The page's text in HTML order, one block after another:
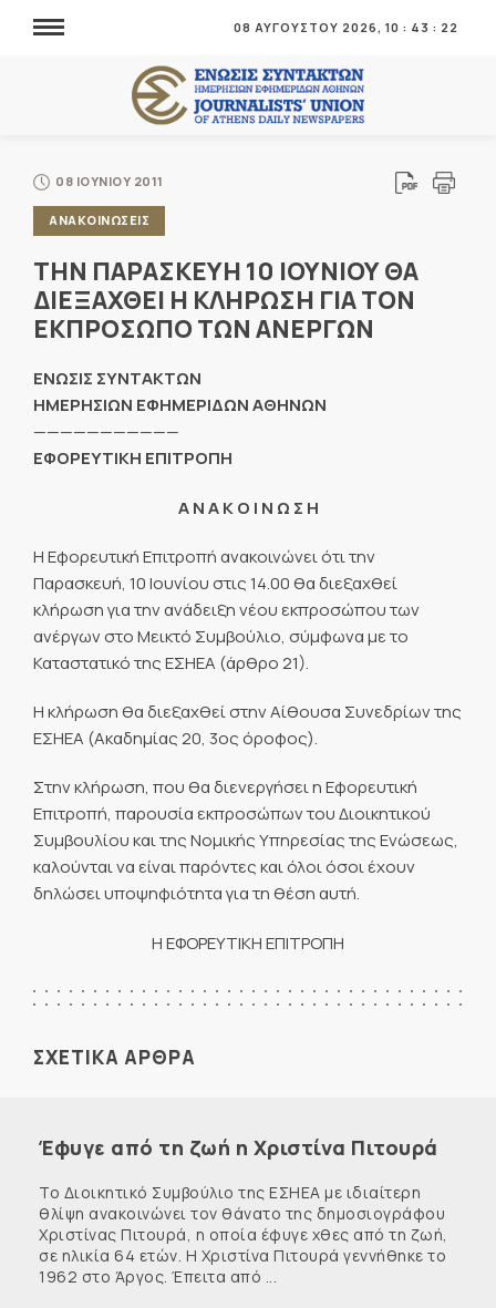
08 ΑΥΓΟΥΣΤΟΥ 2026, 10 : 43 : 23
08 ΙΟΥΝΙΟΥ 2011
ΑΝΑΚΟΙΝΩΣΕΙΣ
ΤΗΝ ΠΑΡΑΣΚΕΥΗ 10 ΙΟΥΝΙΟΥ ΘΑ
ΔΙΕΞΑΧΘΕΙ Η ΚΛΗΡΩΣΗ ΓΙΑ ΤΟΝ
ΕΚΠΡΟΣΩΠΟ ΤΩΝ ΑΝΕΡΓΩΝ
ENΩΣΙΣ ΣΥΝΤΑΚΤΩΝ
ΗΜΕΡΗΣΙΩΝ ΕΦΗΜΕΡΙΔΩΝ ΑΘΗΝΩΝ
———————————
ΕΦΟΡΕΥΤΙΚΗ ΕΠΙΤΡΟΠΗ
Α Ν Α Κ Ο Ι Ν Ω Σ Η
Η Εφορευτική Επιτροπή ανακοινώνει ότι την
Παρασκευή, 10 Ιουνίου στις 14.00 θα διεξαχθεί
κλήρωση για την ανάδειξη νέου εκπροσώπου των
ανέργων στο Μεικτό Συμβούλιο, σύμφωνα με το
Καταστατικό της ΕΣΗΕΑ (άρθρο 21).
Η κλήρωση θα διεξαχθεί στην Αίθουσα Συνεδρίων της
ΕΣΗΕΑ (Ακαδημίας 20, 3ος όροφος).
Στην κλήρωση, που θα διενεργήσει η Εφορευτική
Επιτροπή, παρουσία εκπροσώπων του Διοικητικού
Συμβουλίου και της Νομικής Υπηρεσίας της Ενώσεως,
καλούνται να είναι παρόντες και όλοι όσοι έχουν
δηλώσει υποψηφιότητα για τη θέση αυτή.
Η ΕΦΟΡΕΥΤΙΚΗ ΕΠΙΤΡΟΠΗ
ΣΧΕΤΙΚΑ ΑΡΘΡΑ
Έφυγε από τη ζωή η Χριστίνα Πιτουρά
Το Διοικητικό Συμβούλιο της ΕΣΗΕΑ με ιδιαίτερη
θλίψη ανακοινώνει τον θάνατο της δημοσιογράφου
Χριστίνας Πιτουρά, η οποία έφυγε χθες από τη ζωή,
σε ηλικία 64 ετών. Η Χριστίνα Πιτουρά γεννήθηκε το
1962 στο Άργος. Έπειτα από ...